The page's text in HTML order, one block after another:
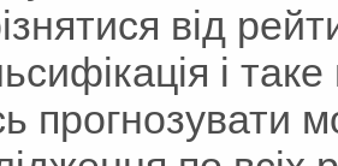
від
і таке
прогнозувати